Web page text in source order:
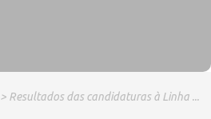
> Resultados das candidaturas à Linha ...